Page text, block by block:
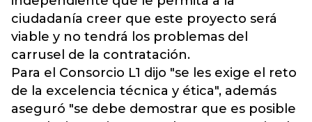
ciudadanía creer que este proyecto será
viable y no tendrá los problemas del
carrusel de la contratación.
Para el Consorcio L1 dijo "se les exige el reto
de la excelencia técnica y ética", además
aseguró "se debe demostrar que es posible